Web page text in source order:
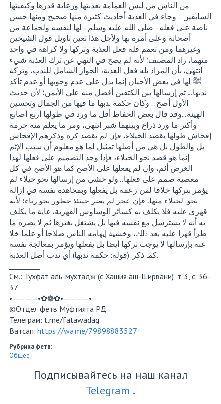
من الناس من لبس العمامة بعذبتها ورعاية قدرها وكيفيتها
السابقين... وجاء في العذبة أحاديث كثيرة منها صحيح ومنها حسن
ناصة على فعله - صلى الله عليه وسلم - لها لنفسه ولجماعة من
أصحابه وعلى أمره بها ولأجل هذا تعين تأويل قول الشيخين
وغيرهما ومن تعمم فله فعل العذبة وتركها ولا كراهة في واحد
منهما، زاد المصنف؛ لأنه لم يصح في النهي عن ترك العذبة شيء
انتهى، بأن المراد بله فعل العذبة، الجواز الشامل للندب، وتركه
ﷺ لها في بعض الأحيان إنما يدل على عدم وجوبها أو عدم تأكد
ندبها... ثم إرسالها بين الكتفين أفضل منه على الأيمن؛ لأن حديث
الأول أصح... وكأن حكمة ندبها ما فيها من الجمال وتحسين
الهيئة...وقد قال بعض الحفاظ أقل ما ورد في طولها أربع أصابع
وأكثر ما ورد ذراع وبينهما شبر انتهى، ومر ما يعلم منه حرمة
إفحاش طولها بقصد الخيلاء، فإن لم يقصد كره وذكرهم الإفحاش
بل والطول بل هي من أصلها تمثيل لما هو معلوم أن سبب الإثم
إنما هو قصد نحو الخيلاء، فإذا وجد التصميم على فعلها لهذا
الغرض أثم، وإن لم يفعلها على الأصح كما هو الأصح في كل
معصية صمم على فعلها...ولو خشي من إرسالها نحو خيلاء لم
يؤمر بتركها خلافا لمن زعمه بل يفعلها وبمجاهدة نفسه في إزالة
نحو الخيلاء منها، فإن عجز لم يضر حينئذ خطور نحو رياء؛ لأنه
قهري عليه فلا يكلف به كسائر الوساوس القهرية، غاية ما يكلف
به أنه لا يسترسل مع نفسه فيها بل يشتغل بغيرها ثم لا يضره ما
طرأ قهرا عليه بعد ذلك، وخشية إيهامه الناس صلاحا أو علما خلا
عنه بإرسالها لا يوجب تركها أيضا بل يفعلها ويؤمر بمعالجة نفسه
كما ذكر. (قوله: حكمة ندبها) أي ندب أصل العذبة.
См.: Тухфат аль-мухтадж (с Хашия аш-Ширвани), т. 3, с. 36-
37.
•————•✿❁✿•————•
©️Отдел фетв Муфтията РД
Телеграм: t.me/fatawadag
Ватсап: https://wa.me/79898883527
Рубрика фетв:
Общее
Подписывайтесь на наш канал
Telegram .